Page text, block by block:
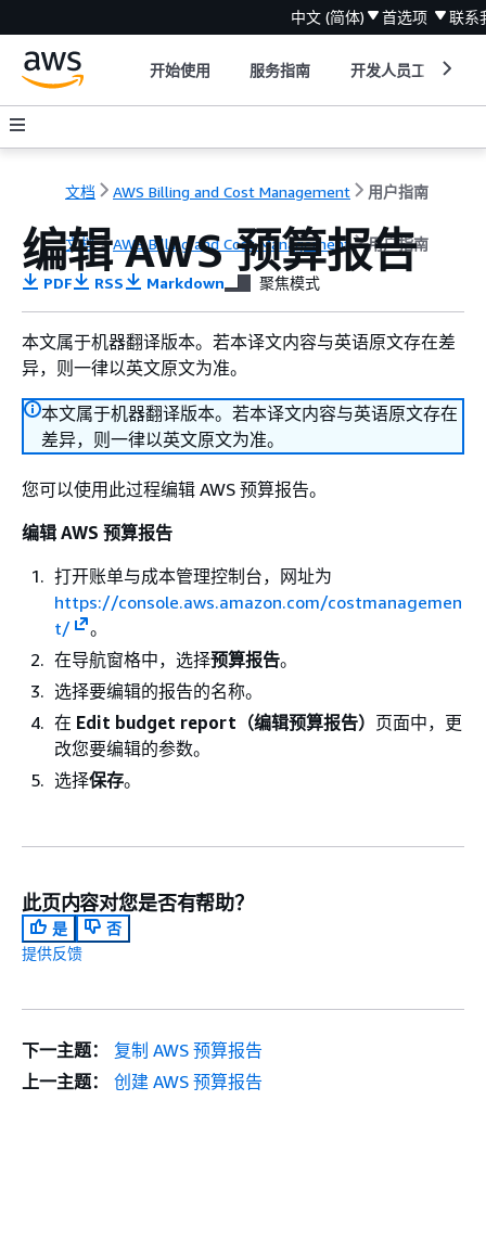
中文 (简体) 首选项 联系
开始使用 服务指南 开发人员工具
文档 AWS Billing and Cost Management 用户指南
文档 AWS Billing and Cost Management 用户指南
编辑 AWS 预算报告
PDF RSS Markdown 聚焦模式
本文属于机器翻译版本。若本译文内容与英语原文存在差
异，则一律以英文原文为准。
本文属于机器翻译版本。若本译文内容与英语原文存在
差异，则一律以英文原文为准。
您可以使用此过程编辑 AWS 预算报告。
编辑 AWS 预算报告
打开账单与成本管理控制台，网址为
https://console.aws.amazon.com/costmanagemen
t/
。
在导航窗格中，选择预算报告。
选择要编辑的报告的名称。
在 Edit budget report（编辑预算报告） 页面中，更
改您要编辑的参数。
选择保存。
此页内容对您是否有帮助？
是
否
提供反馈
下一主题：
复制 AWS 预算报告
上一主题：
创建 AWS 预算报告